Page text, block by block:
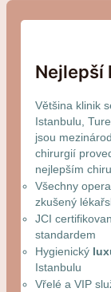
Nejlepší
Většina klinik
Istanbulu,
jsou
chirurgií
nejlepším
Všechny
zkušený
JCI
standardem
Hygienický
Istanbulu
Vřelé a VIP